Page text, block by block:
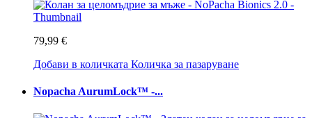
79,99 €
Добави в количката Количка за пазаруване
Nopacha AurumLock™ -...